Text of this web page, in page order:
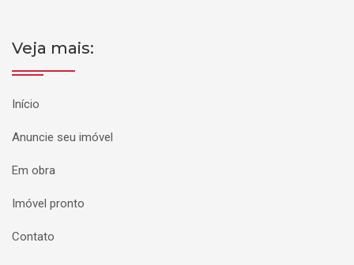
Veja mais:
Início
Anuncie seu imóvel
Em obra
Imóvel pronto
Contato